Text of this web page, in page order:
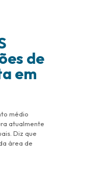
de
em
médio
atualmente
Diz que
área de